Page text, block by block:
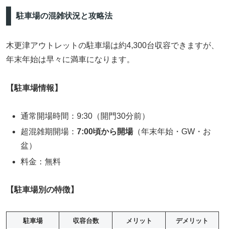
駐車場の混雑状況と攻略法
木更津アウトレットの駐車場は約4,300台収容できますが、
年末年始は早々に満車になります。
【駐車場情報】
通常開場時間：9:30（開門30分前）
超混雑期開場：7:00頃から開場（年末年始・GW・お
盆）
料金：無料
【駐車場別の特徴】
駐車場 収容台数 メリット デメリット